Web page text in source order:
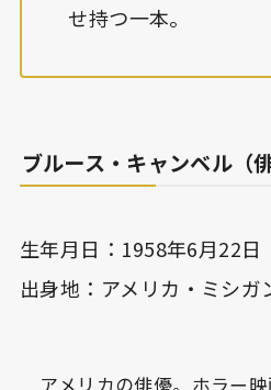
せ持つ一本。
ブルース・キャンベル（俳
生年月日：1958年6月22日
出身地：アメリカ・ミシガ